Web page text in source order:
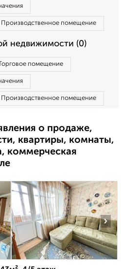
Производственное помещение
недвижимости (0)
помещение
Производственное помещение
о продаже,
квартиры, комнаты,
коммерческая
›